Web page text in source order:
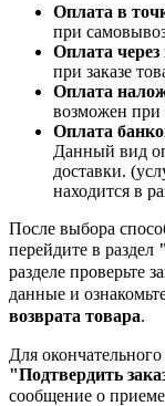
Оплата в
при
Оплата через
при заказе
Оплата
возможен при
Оплата
Данный вид
доставки.
находится в
После выбора
перейдите в раздел
разделе проверьте
данные и
возврата товара.
Для
"Подтвердить
сообщение о